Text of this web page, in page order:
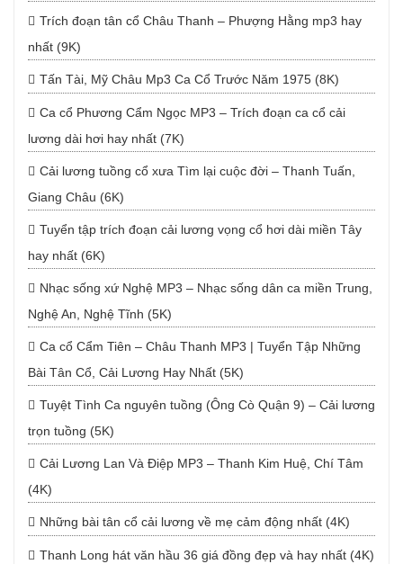
Trích đoạn tân cổ Châu Thanh – Phượng Hằng mp3 hay
nhất (9K)
Tấn Tài, Mỹ Châu Mp3 Ca Cổ Trước Năm 1975 (8K)
Ca cổ Phương Cẩm Ngọc MP3 – Trích đoạn ca cổ cải
lương dài hơi hay nhất (7K)
Cải lương tuồng cổ xưa Tìm lại cuộc đời – Thanh Tuấn,
Giang Châu (6K)
Tuyển tập trích đoạn cải lương vọng cổ hơi dài miền Tây
hay nhất (6K)
Nhạc sống xứ Nghệ MP3 – Nhạc sống dân ca miền Trung,
Nghệ An, Nghệ Tĩnh (5K)
Ca cổ Cẩm Tiên – Châu Thanh MP3 | Tuyển Tập Những
Bài Tân Cổ, Cải Lương Hay Nhất (5K)
Tuyệt Tình Ca nguyên tuồng (Ông Cò Quận 9) – Cải lương
trọn tuồng (5K)
Cải Lương Lan Và Điệp MP3 – Thanh Kim Huệ, Chí Tâm
(4K)
Những bài tân cổ cải lương về mẹ cảm động nhất (4K)
Thanh Long hát văn hầu 36 giá đồng đẹp và hay nhất (4K)